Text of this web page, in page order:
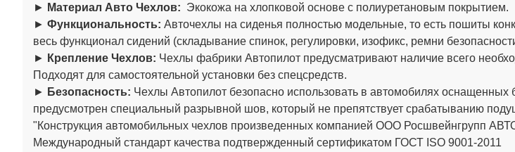
► Материал Авто Чехлов: Экокожа на хлопковой основе с полиуретановым покрытием.
► Функциональность: Авточехлы на сиденья полностью модельные, то есть пошиты
весь функционал сидений (складывание спинок, регулировки, изофикс, ремни
► Крепление Чехлов: Чехлы фабрики Автопилот предусматривают наличие всего
Подходят для самостоятельной установки без спецсредств.
► Безопасность: Чехлы Автопилот безопасно использовать в автомобилях
предусмотрен специальный разрывной шов, который не препятствует срабатыванию
"Конструкция автомобильных чехлов произведенных компанией ООО Росшвейнгрупп
Международный стандарт качества подтвержденный сертификатом ГОСТ ISO 9001-2011